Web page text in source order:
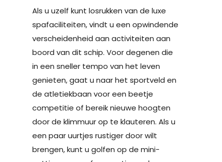
Als u uzelf kunt losrukken van de luxe
spafaciliteiten, vindt u een opwindende
verscheidenheid aan activiteiten aan
boord van dit schip. Voor degenen die
in een sneller tempo van het leven
genieten, gaat u naar het sportveld en
de atletiekbaan voor een beetje
competitie of bereik nieuwe hoogten
door de klimmuur op te klauteren. Als u
een paar uurtjes rustiger door wilt
brengen, kunt u golfen op de mini-